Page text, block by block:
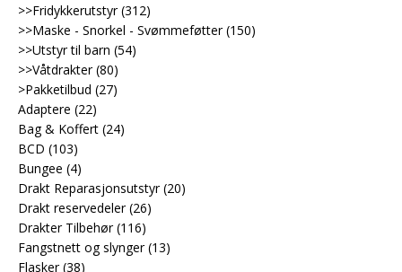
>>Fridykkerutstyr (312)
>>Maske - Snorkel - Svømmeføtter (150)
>>Utstyr til barn (54)
>>Våtdrakter (80)
>Pakketilbud (27)
Adaptere (22)
Bag & Koffert (24)
BCD (103)
Bungee (4)
Drakt Reparasjonsutstyr (20)
Drakt reservedeler (26)
Drakter Tilbehør (116)
Fangstnett og slynger (13)
Flasker (38)